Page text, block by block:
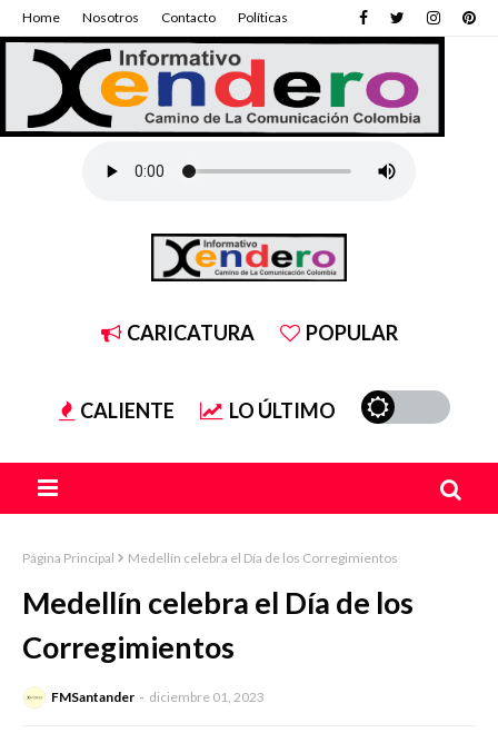
Home Nosotros Contacto Políticas
CARICATURA POPULAR
CALIENTE LO ÚLTIMO
Página Principal Medellín celebra el Día de los Corregimientos
Medellín celebra el Día de los
Corregimientos
FMSantander diciembre 01, 2023